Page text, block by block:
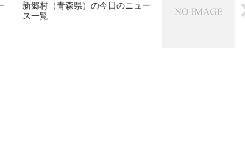
新郷村（青森県）の今日のニュー
ス一覧